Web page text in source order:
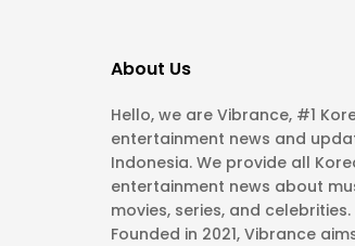
About Us
Hello, we are Vibrance, #1
entertainment news and
Indonesia. We provide all
entertainment news about
movies, series, and celebrities.
Founded in 2021, Vibrance